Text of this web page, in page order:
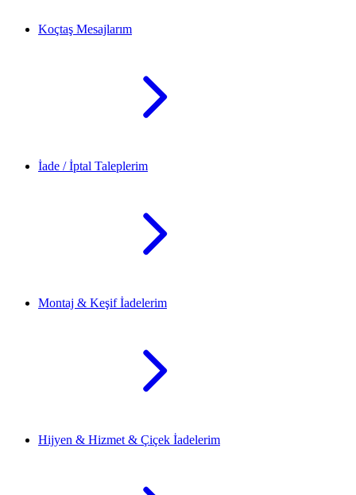
Koçtaş Mesajlarım
İade / İptal Taleplerim
Montaj & Keşif İadelerim
Hijyen & Hizmet & Çiçek İadelerim